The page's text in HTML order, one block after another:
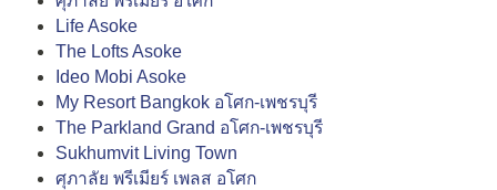
Life Asoke
The Lofts Asoke
Ideo Mobi Asoke
My Resort Bangkok อโศก-เพชรบุรี
The Parkland Grand อโศก-เพชรบุรี
Sukhumvit Living Town
ศุภาลัย พรีเมียร์ เพลส อโศก